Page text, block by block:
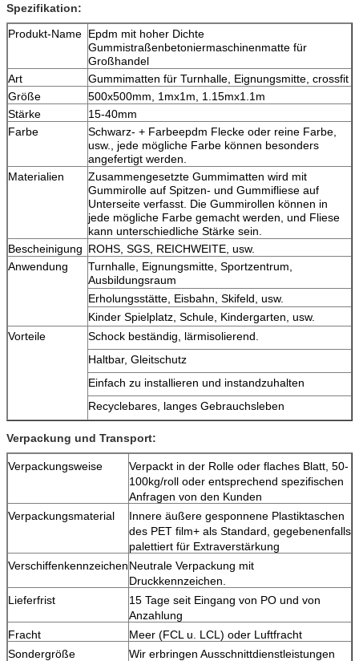
Spezifikation:
Produkt-Name Epdm mit hoher Dichte
Gummistraßenbetoniermaschinenmatte für
Großhandel
Art
Gummimatten für Turnhalle, Eignungsmitte, crossfit
Größe
500x500mm, 1mx1m, 1.15mx1.1m
Stärke
15-40mm
Farbe
Schwarz- + Farbeepdm Flecke oder reine Farbe,
usw., jede mögliche Farbe können besonders
angefertigt werden.
Materialien
Zusammengesetzte Gummimatten wird mit
Gummirolle auf Spitzen- und Gummifliese auf
Unterseite verfasst. Die Gummirollen können in
jede mögliche Farbe gemacht werden, und Fliese
kann unterschiedliche Stärke sein.
Bescheinigung ROHS, SGS, REICHWEITE, usw.
Anwendung
Turnhalle, Eignungsmitte, Sportzentrum,
Ausbildungsraum
Erholungsstätte, Eisbahn, Skifeld, usw.
Kinder Spielplatz, Schule, Kindergarten, usw.
Vorteile
Schock beständig, lärmisolierend.
Haltbar, Gleitschutz
Einfach zu installieren und instandzuhalten
Recyclebares, langes Gebrauchsleben
Verpackung und Transport:
Verpackungsweise
Verpackt in der Rolle oder flaches Blatt, 50-
100kg/roll oder entsprechend spezifischen
Anfragen von den Kunden
Verpackungsmaterial
Innere äußere gesponnene Plastiktaschen
des PET film+ als Standard, gegebenenfalls
palettiert für Extraverstärkung
VerschiffenkennzeichenNeutrale Verpackung mit
Druckkennzeichen.
Lieferfrist
15 Tage seit Eingang von PO und von
Anzahlung
Fracht
Meer (FCL u. LCL) oder Luftfracht
Sondergröße
Wir erbringen Ausschnittdienstleistungen